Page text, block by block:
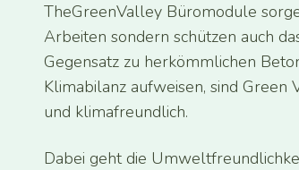
TheGreenValley Büromodule
Arbeiten sondern schützen auch
Gegensatz zu herkömmlichen
Klimabilanz aufweisen, sind
und klimafreundlich.
Dabei geht die